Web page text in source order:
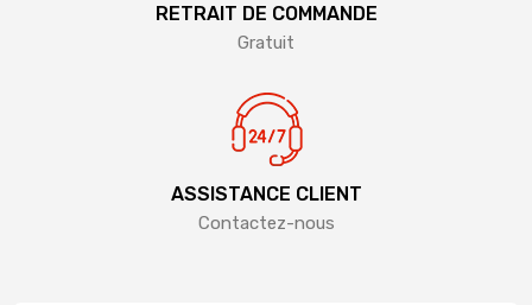
RETRAIT DE COMMANDE
Gratuit
ASSISTANCE CLIENT
Contactez-nous